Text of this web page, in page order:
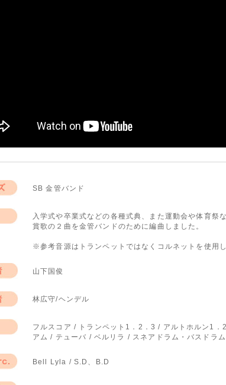
SB 金管バンド
入学式や卒業式などの各種式典、また運動会や体育祭
賞歌の２曲を金管バンドのために編曲しました。
※参考音源はトランペットではなくコルネットを使用し
山下国俊
林広守/ヘンデル
フルスコア / トランペット1．2．3 / アルトホルン1．
アム / テューバ / ベルリラ / スネアドラム・バスドラム
Bell Lyla / S.D、B.D